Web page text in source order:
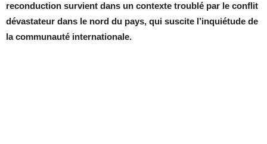
reconduction survient dans un contexte troublé par le conflit
dévastateur dans le nord du pays, qui suscite l’inquiétude de
la communauté internationale.